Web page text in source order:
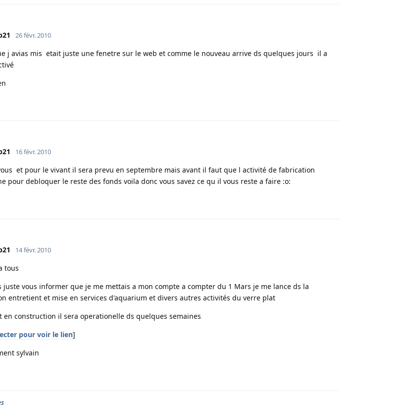
26 févr. 2010
j avias mis etait juste une fenetre sur le web et comme le nouveau arrive ds quelques jours il a
16 févr. 2010
et pour le vivant il sera prevu en septembre mais avant il faut que l activité de fabrication
pour debloquer le reste des fonds voila donc vous savez ce qu il vous reste a faire :o:
14 févr. 2010
tous
juste vous informer que je me mettais a mon compte a compter du 1 Mars je me lance ds la
entretient et mise en services d'aquarium et divers autres activités du verre plat
en construction il sera operationelle ds quelques semaines
pour voir le lien]
sylvain